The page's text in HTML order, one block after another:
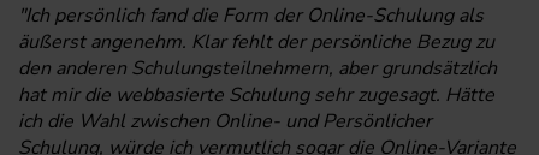
"Ich persönlich fand die Form der Online-Schulung als
äußerst angenehm. Klar fehlt der persönliche Bezug zu
den anderen Schulungsteilnehmern, aber grundsätzlich
hat mir die webbasierte Schulung sehr zugesagt. Hätte
ich die Wahl zwischen Online- und Persönlicher
Schulung, würde ich vermutlich sogar die Online-Variante